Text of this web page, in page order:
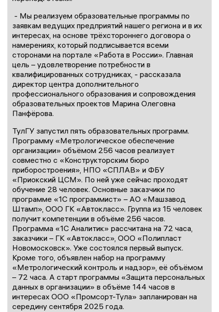
- Мы реализуем образовательные программы по
заявкам ведущих предприятий нашего региона и в их
интересах, на основе трёхстороннего договора о
намерениях, который подписывается всеми
сторонами на портале «Работа в России». Главная
цель – удовлетворение потребности в
квалифицированных сотрудниках, - рассказала
директор центра дополнительного
профессионального образования и сопровождения
образовательных проектов Марина Олеговна
Панфёрова.
ТулГУ запустил пять образовательных программ.
Программу «Метрологическое обеспечение
организации» объёмом 256 часов реализует
совместно с «Конструкторским бюро
приборостроения», НПО «СПЛАВ» и ФБУ
«Приокский ЦСМ». По ней уже сейчас проходят
обучение 28 человек. Основные заказчики по
программе «1С программист» – АО «Машзавод
Штамп», ООО ГК «Автокласс». Группа из 15 человек
получит компетенции в объёме 256 часов.
Программа «1С Аналитик» рассчитана на 72 часа,
заказчики – ГК «Автокласс», ООО «Полипласт
Новомосковск». Уже состоялся первый выпуск.
Кроме того, объявлен набор на программу
«Метрологический контроль и надзор», её объёмом
– 72 часа. А старт программы «Защита персональных
данных в организации» в объёме 144 часов в
интересах ООО «Промсорт-Тула» запланирован на
середину сентября 2025 года.